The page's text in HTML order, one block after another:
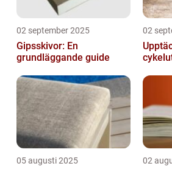
02 september 2025
Gipsskivor: En
grundläggande guide
02
05 augusti 2025 02